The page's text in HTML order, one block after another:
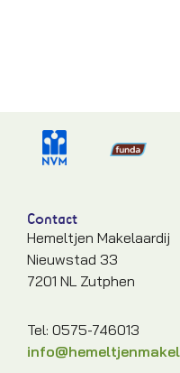
Contact
Hemeltjen Makelaardij
Nieuwstad 33
7201 NL Zutphen
Tel: 0575-746013